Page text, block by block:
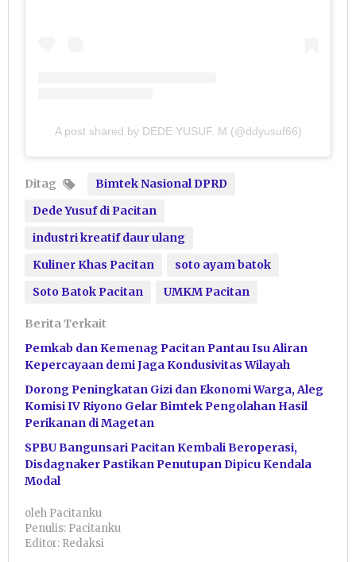
A post shared by DEDE YUSUF. M (@ddyusuf66)
Ditag
Bimtek Nasional DPRD
Dede Yusuf di Pacitan
industri kreatif daur ulang
Kuliner Khas Pacitan
soto ayam batok
Soto Batok Pacitan
UMKM Pacitan
Berita Terkait
Pemkab dan Kemenag Pacitan Pantau Isu Aliran
Kepercayaan demi Jaga Kondusivitas Wilayah
Dorong Peningkatan Gizi dan Ekonomi Warga, Aleg
Komisi IV Riyono Gelar Bimtek Pengolahan Hasil
Perikanan di Magetan
SPBU Bangunsari Pacitan Kembali Beroperasi,
Disdagnaker Pastikan Penutupan Dipicu Kendala
Modal
oleh Pacitanku
Penulis: Pacitanku
Editor: Redaksi